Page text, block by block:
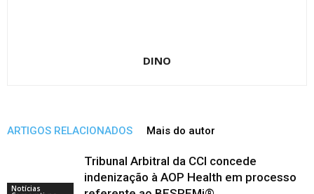
DINO
ARTIGOS RELACIONADOS Mais do autor
Notícias
Tribunal Arbitral da CCI concede
indenização à AOP Health em processo